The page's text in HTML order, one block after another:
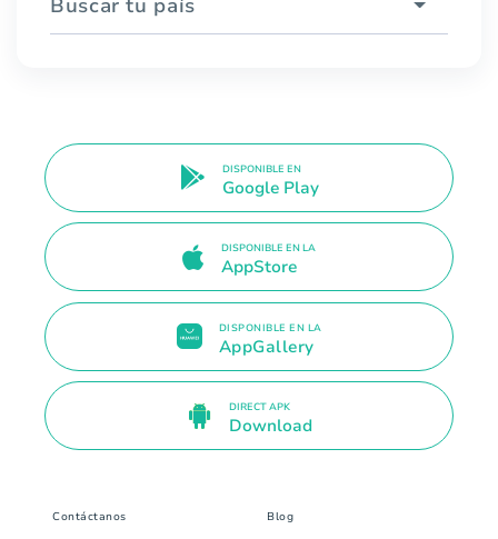
Buscar tu país
DISPONIBLE EN
Google Play
DISPONIBLE EN LA
AppStore
DISPONIBLE EN LA
AppGallery
DIRECT APK
Download
Contáctanos Blog